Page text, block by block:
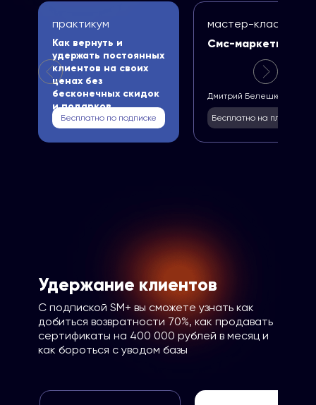
практикум
Как вернуть и
удержать постоянных
клиентов на своих
ценах без
бесконечных скидок
и подарков
Бесплатно по подписке
мастер-класс
Смс-маркетинг
Бесплатно на платформе
Дмитрий Белешко
Удержание клиентов
С подпиской SM+ вы сможете узнать как
добиться возвратности 70%, как продавать
сертификаты на 400 000 рублей в месяц и
как бороться с уводом базы